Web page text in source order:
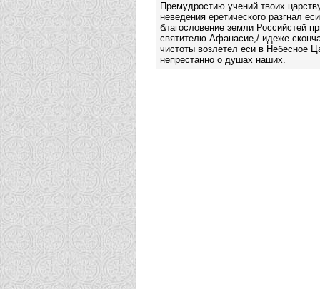
Премудростию учений твоих
неведения еретического разгнал
благословение земли Российстей
святителю Афанасие,/ идеже
чистоты возлетел еси в Небесное
непрестанно о душах наших.